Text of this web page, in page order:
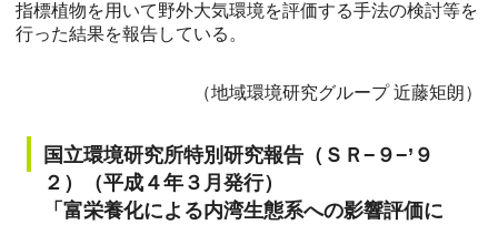
指標植物を用いて野外大気環境を評価する手法の検討等を
行った結果を報告している。
（地域環境研究グループ 近藤矩朗）
国立環境研究所特別研究報告（ＳＲ−９−’９
２）（平成４年３月発行）
「富栄養化による内湾生態系への影響評価に